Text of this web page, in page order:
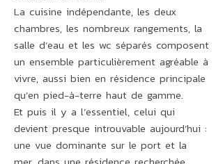
La cuisine indépendante, les deux
chambres, les nombreux rangements, la
salle d’eau et les wc séparés composent
un ensemble particulièrement agréable à
vivre, aussi bien en résidence principale
qu’en pied-à-terre haut de gamme.
Et puis il y a l’essentiel, celui qui
devient presque introuvable aujourd’hui :
une vue dominante sur le port et la